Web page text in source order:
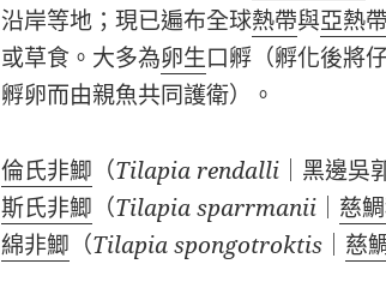
沿岸等地；現已遍布全球熱帶與亞熱
或草食。大多為卵生口孵（孵化後將
孵卵而由親魚共同護衛）。
倫氏非鯽 （Tilapia rendalli ｜黑邊吳
斯氏非鯽 （Tilapia sparrmanii 慈
綿非鯽 （Tilapia spongotroktis 慈